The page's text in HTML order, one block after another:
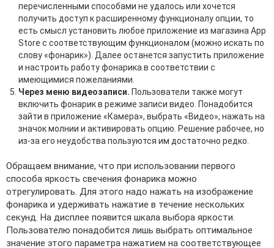
перечисленными способами не удалось или хочется
получить доступ к расширенному функционалу опции, то
есть смысл установить любое приложение из магазина App
Store с соответствующим функционалом (можно искать по
слову «фонарик»). Далее останется запустить приложение
и настроить работу фонарика в соответствии с
имеющимися пожеланиями.
Через меню видеозаписи. Пользователи также могут
включить фонарик в режиме записи видео. Понадобится
зайти в приложение «Камера», выбрать «Видео», нажать на
значок молнии и активировать опцию. Решение рабочее, но
из-за его неудобства пользуются им достаточно редко.
Обращаем внимание, что при использовании первого
способа яркость свечения фонарика можно
отрегулировать. Для этого надо нажать на изображение
фонарика и удерживать нажатие в течение нескольких
секунд. На дисплее появится шкала выбора яркости.
Пользователю понадобится лишь выбрать оптимальное
значение этого параметра нажатием на соответствующее